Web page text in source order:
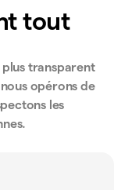
tout
transparent
opérons de
les